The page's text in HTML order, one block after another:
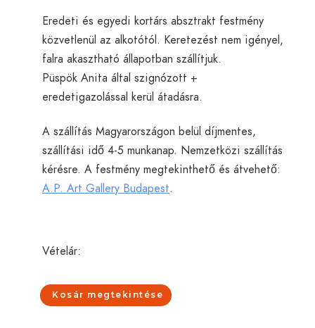
Eredeti és egyedi kortárs absztrakt festmény
közvetlenül az alkotótól. Keretezést nem igényel,
falra akasztható állapotban szállítjuk.
Püspök Anita által szignózott +
eredetigazolással kerül átadásra.
A szállítás Magyarországon belül díjmentes,
szállítási idő 4-5 munkanap. Nemzetközi szállítás
kérésre. A festmény megtekinthető és átvehető:
A.P. Art Gallery Budapest.
Vételár:
Kosár megtekintése